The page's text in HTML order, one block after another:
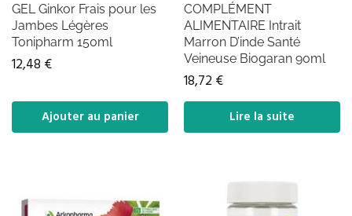
GEL Ginkor Frais pour les
Jambes Légères
Tonipharm 150ml
12,48 €
Ajouter au panier
COMPLÉMENT
ALIMENTAIRE Intrait
Marron D’inde Santé
Veineuse Biogaran 90ml
18,72 €
Lire la suite